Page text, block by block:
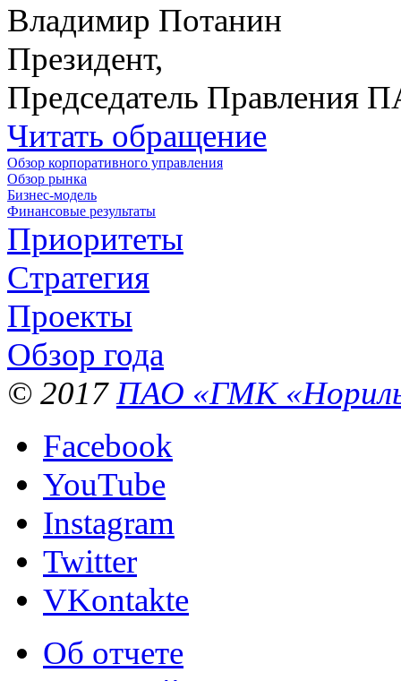
Владимир Потанин
Президент,
Председатель Правления
Читать обращение
Обзор корпоративного управления
Обзор рынка
Бизнес-модель
Финансовые результаты
Приоритеты
Стратегия
Проекты
Обзор года
© 2017 ПАО «ГМК
Facebook
YouTube
Instagram
Twitter
VKontakte
Об отчете